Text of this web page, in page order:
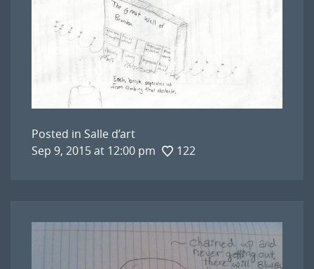
Posted in Salle d’art
Sep 9, 2015 at 12:00 pm
122